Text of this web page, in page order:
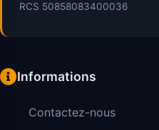
RCS 50858083400036
Informations
Contactez-nous